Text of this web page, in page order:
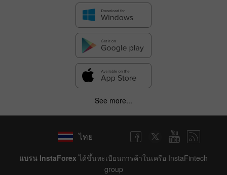
See more...
ไทย
แบรน InstaForex ได้ขึ้นทะเบียนการค้าในเครือ InstaFintech
group